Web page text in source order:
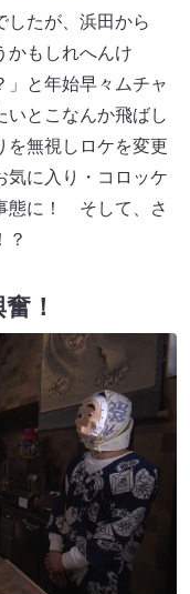
したが、浜田から
かもしれへんけ
と年始早々ムチャ
いとこなんか飛ばし
を無視しロケを変更
気に入り・コロッケ
態に！ そして、さ
？
！